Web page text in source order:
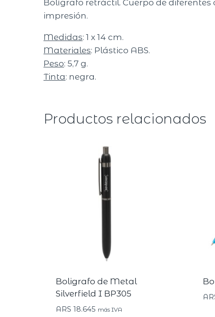
Bolígrafo retráctil. Cuerpo de
impresión.
Medidas: 1 x 14 cm.
Materiales: Plástico ABS.
Peso: 5,7 g.
Tinta: negra.
Productos relacionados
Boligrafo de Metal
Silverfield I BP305
ARS 18.645 más IVA